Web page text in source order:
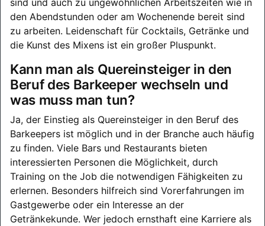
den Abendstunden oder am Wochenende bereit sind
zu arbeiten. Leidenschaft für Cocktails, Getränke und
die Kunst des Mixens ist ein großer Pluspunkt.
Kann man als Quereinsteiger in den
Beruf des Barkeeper wechseln und
was muss man tun?
Ja, der Einstieg als Quereinsteiger in den Beruf des
Barkeepers ist möglich und in der Branche auch häufig
zu finden. Viele Bars und Restaurants bieten
interessierten Personen die Möglichkeit, durch
Training on the Job die notwendigen Fähigkeiten zu
erlernen. Besonders hilfreich sind Vorerfahrungen im
Gastgewerbe oder ein Interesse an der
Getränkekunde. Wer jedoch ernsthaft eine Karriere als